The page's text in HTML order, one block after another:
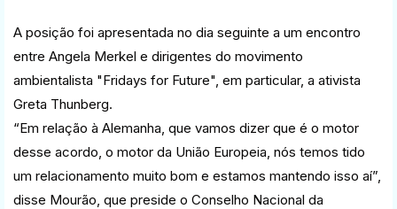
A posição foi apresentada no dia seguinte a um encontro
entre Angela Merkel e dirigentes do movimento
ambientalista "Fridays for Future", em particular, a ativista
Greta Thunberg.
“Em relação à Alemanha, que vamos dizer que é o motor
desse acordo, o motor da União Europeia, nós temos tido
um relacionamento muito bom e estamos mantendo isso aí”,
disse Mourão, que preside o Conselho Nacional da